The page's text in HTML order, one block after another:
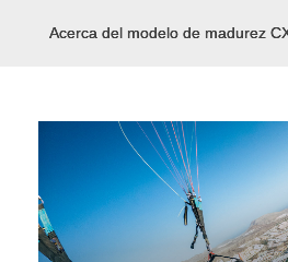
Acerca del modelo de madurez